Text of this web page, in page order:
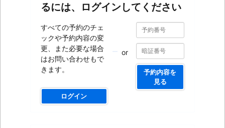
るには、ログインしてください
すべての予約のチェ
ックや予約内容の変
更、また必要な場合
はお問い合わせもで
きます。
ログイン
or
約
番
号
予
番
号
予約内容を
見る